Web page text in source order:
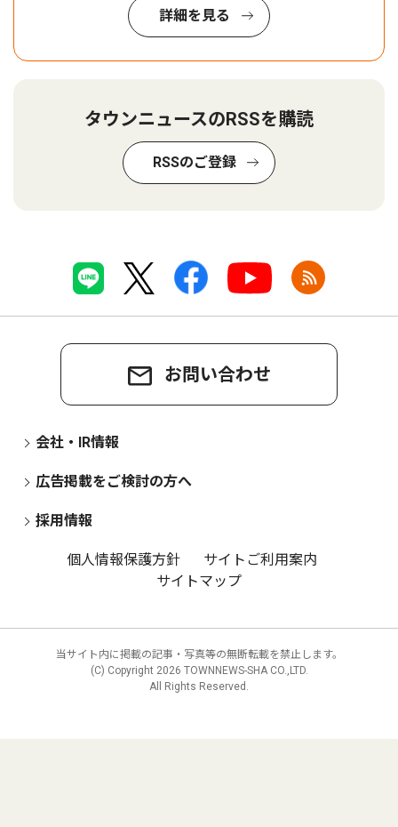
詳細を見る
タウンニュースのRSSを購読
RSSのご登録
お問い合わせ
会社・IR情報
広告掲載をご検討の方へ
採用情報
個人情報保護方針
サイトご利用案内
サイトマップ
当サイト内に掲載の記事・写真等の無断転載を禁止します。
(C) Copyright 2026 TOWNNEWS-SHA CO.,LTD.
All Rights Reserved.